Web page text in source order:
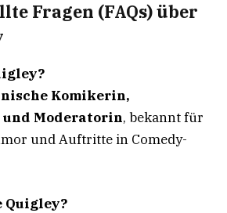
Fragen (FAQs) über
Komikerin,
Moderatorin, bekannt für
und Auftritte in Comedy-